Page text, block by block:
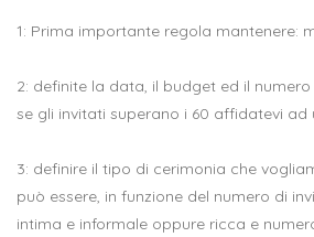
1: Prima importante regola mantenere:
2: definite la data, il budget ed il
se gli invitati superano i 60 affidatevi ad
3: definire il tipo di cerimonia che
può essere, in funzione del numero di
intima e informale oppure ricca e